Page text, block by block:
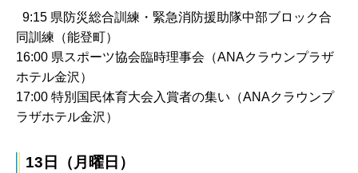
9:15 県防災総合訓練・緊急消防援助隊中部ブロック合
同訓練（能登町）
16:00 県スポーツ協会臨時理事会（ANAクラウンプラザ
ホテル金沢）
17:00 特別国民体育大会入賞者の集い（ANAクラウンプ
ラザホテル金沢）
13日（月曜日）